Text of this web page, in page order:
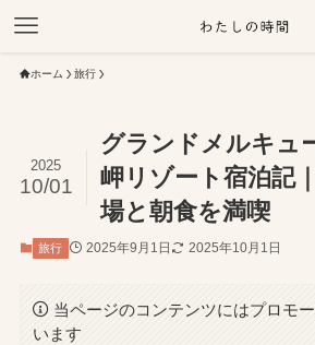
ホーム 旅行
グランドメルキュ
岬リゾート宿泊記
場と朝食を満喫
2025
10/01
旅行 2025年9月1日 2025年10月1日
当ページのコンテンツにはプロモ
います